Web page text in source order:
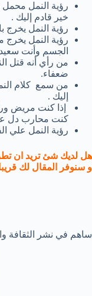
رؤية النمل محمل
خير قادم إليك .
رؤية النمل يخرج
رؤية النمل يخرج
الجسم وأنت
من رأي أنه قتل
ضعفاء.
من سمع كلام
إليك .
إذا كنت مريض
كنت محارب دل
رؤية النمل علي
هل لديك شئ تريد ان
و سنوفر المقال لك
ساهم في نشر الثقافة